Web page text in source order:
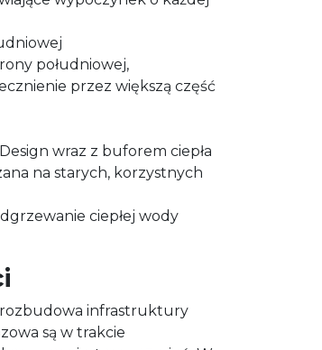
południowej,
przez większą część
wraz z buforem ciepła
na starych, korzystnych
ciepłej wody
infrastruktury
są w trakcie